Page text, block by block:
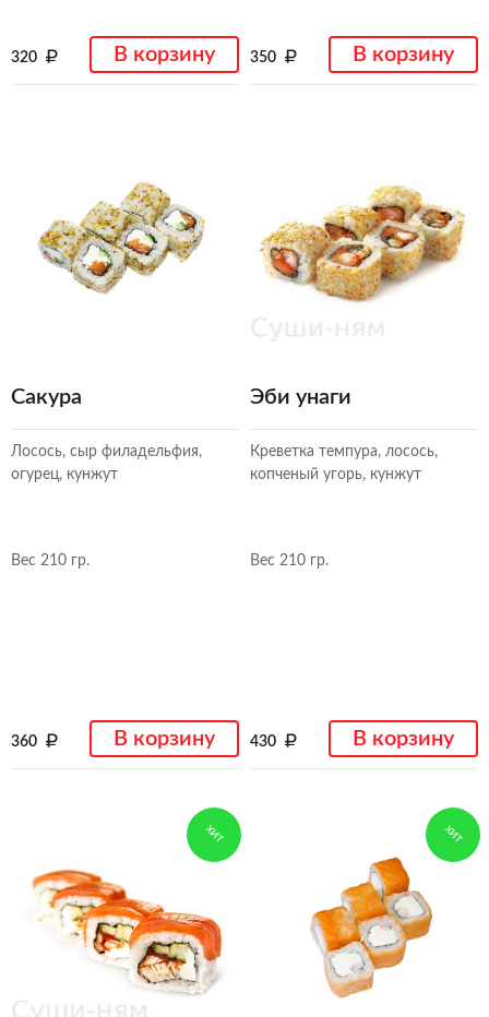
320 В корзину 350 В корзину
Сакура
Лосось, сыр филадельфия,
огурец, кунжут
Вес 210 гр.
360 В корзину
Эби унаги
Креветка темпура, лосось,
копченый угорь, кунжут
Вес 210 гр.
430 В корзину
ХИТ ХИТ